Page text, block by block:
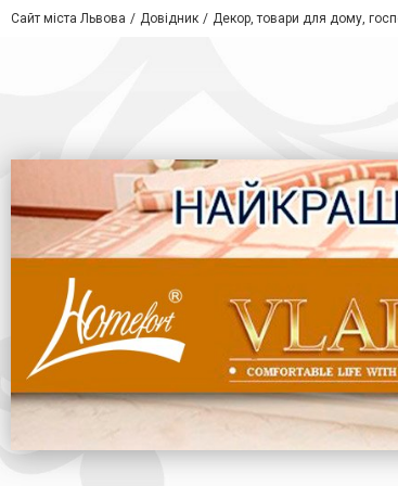
Сайт міста Львова Довідник Декор, товари для дому,